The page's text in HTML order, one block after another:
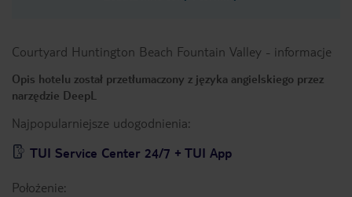
Courtyard Huntington Beach Fountain Valley - informacje
Opis hotelu został przetłumaczony z języka angielskiego przez
narzędzie DeepL
Najpopularniejsze udogodnienia:
TUI Service Center 24/7 + TUI App
Położenie: